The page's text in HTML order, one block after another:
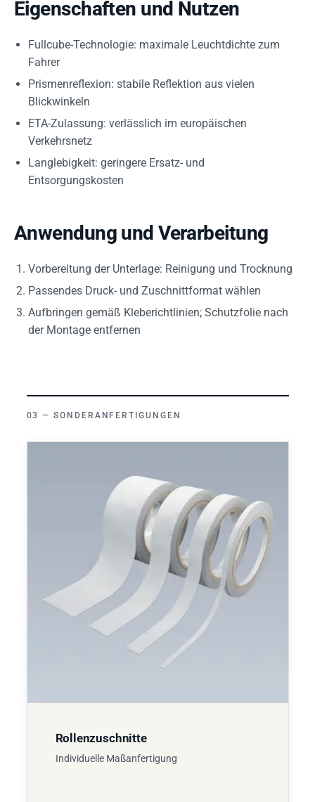
Eigenschaften und Nutzen
Fullcube-Technologie: maximale Leuchtdichte zum
Fahrer
Prismenreflexion: stabile Reflektion aus vielen
Blickwinkeln
ETA-Zulassung: verlässlich im europäischen
Verkehrsnetz
Langlebigkeit: geringere Ersatz- und
Entsorgungskosten
Anwendung und Verarbeitung
Vorbereitung der Unterlage: Reinigung und Trocknung
Passendes Druck- und Zuschnittformat wählen
Aufbringen gemäß Kleberichtlinien; Schutzfolie nach
der Montage entfernen
SONDERANFERTIGUNGEN
Rollenzuschnitte
Individuelle Maßanfertigung